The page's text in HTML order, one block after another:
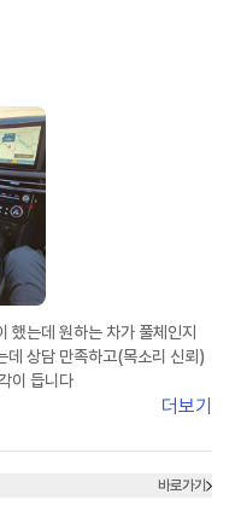
했는데 원하는 차가 풀체인지
데 상담 만족하고(목소리 신뢰)
이 듭니다
더보기
바로가기